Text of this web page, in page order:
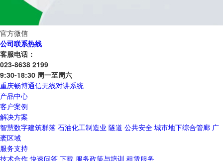
官方微信
公司联系热线
客服电话：
023-8638 2199
9:30-18:30 周一至周六
重庆畅博通信无线对讲系统
产品中心
客户案例
解决方案
智慧数字建筑群落 石油化工制造业 隧道 公共安全 城市地下综合管廊 广
袤区域
服务支持
技术合作 快速问答 下载 服务政策与培训 租赁服务